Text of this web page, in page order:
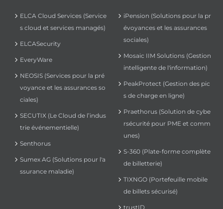
ELCA Cloud Services (Service
s cloud et services managés)
ELCASecurity
EveryWare
NEOSIS (Services pour la pré
voyance et les assurances so
ciales)
SECUTIX (Le Cloud de l’indus
trie événementielle)
Senthorus
Sumex AG (Solutions pour l'a
ssurance maladie)
iPension (Solutions pour la pr
évoyances et les assurances
sociales)
Mosaic IIM Solutions (Gestion
intelligente de l'information)
PeakProtect (Gestion des pic
s de charge en ligne)
Praethorus (Solution de cybe
rsécurité pour PME et comm
unes)
S-360 (Plate-forme complète
de billetterie)
TIXNGO (Portefeuille mobile
de billets sécurisé)
trustID